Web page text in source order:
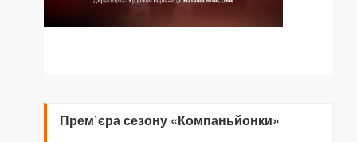
Прем`єра сезону «Компаньйонки»